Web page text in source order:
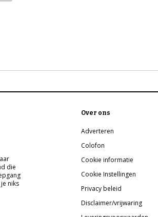
die
niks
Over ons
Adverteren
Colofon
Cookie informatie
Cookie Instellingen
Privacy beleid
Disclaimer/vrijwaring